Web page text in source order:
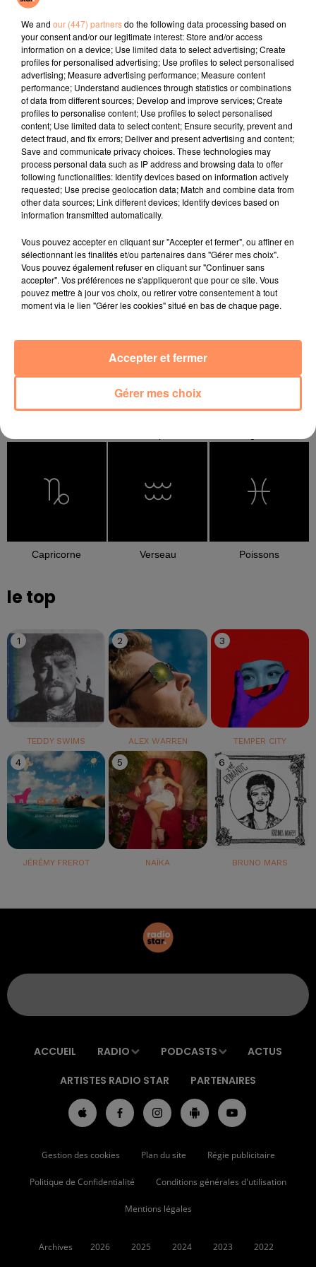
Soleil Bleu
l'horoscope
Bélier Taureau Gémeaux
Vierge
Capricorne Verseau Poissons
le top
1
TEDDY SWIMS
2
ALEX WARREN
3
TEMPER CITY
4
JÉRÉMY FREROT
5
NAÏKA
6
BRUNO MARS
ACCUEIL RADIO PODCASTS ACTUS
ARTISTES RADIO STAR PARTENAIRES
Gestion des cookies Plan du site Régie publicitaire
Politique de Confidentialité Conditions générales d'utilisation
Mentions légales
Archives 2026 2025 2024 2023 2022
We and our (447) partnersdo the following data processing based on
your consent and/or our legitimate interest: Store and/or access
information on a device; Use limited data to select advertising; Create
profiles for personalised advertising; Use profiles to select personalised
advertising; Measure advertising performance; Measure content
performance; Understand audiences through statistics or combinations
of data from different sources; Develop and improve services; Create
profiles to personalise content; Use profiles to select personalised
content; Use limited data to select content; Ensure security, prevent and
detect fraud, and fix errors; Deliver and present advertising and content;
Save and communicate privacy choices. These technologies may
process personal data such as IP address and browsing data to offer
following functionalities: Identify devices based on information actively
requested; Use precise geolocation data; Match and combine data from
other data sources; Link different devices; Identify devices based on
information transmitted automatically.
Vous pouvez accepter en cliquant sur "Accepter et fermer", ou affiner en
sélectionnant les finalités et/ou partenaires dans "Gérer mes choix".
Vous pouvez également refuser en cliquant sur "Continuer sans
accepter". Vos préférences ne s'appliqueront que pour ce site. Vous
pouvez mettre à jour vos choix, ou retirer votre consentement à tout
moment via le lien "Gérer les cookies" situé en bas de chaque page.
Gérer mes choix
Accepter et fermer